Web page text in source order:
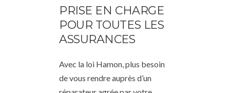
PRISE EN CHARGE
POUR TOUTES LES
ASSURANCES
Avec la loi Hamon, plus besoin
de vous rendre auprès d’un